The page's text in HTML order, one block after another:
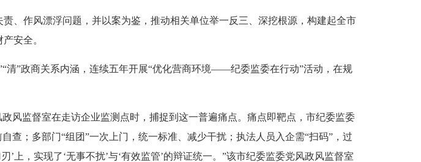
作风漂浮问题，并以案为鉴，推动相关单位举一反三、深挖根源，构建起全市
安全。
”政商关系内涵，连续五年开展“优化营商环境——纪委监委在行动”活动，在规
监督室在走访企业监测点时，捕捉到这一普遍痛点。痛点即靶点，市纪委监委
查；多部门“组团”一次上门，统一标准、减少干扰；执法人员入企需“扫码”，过
上，实现了‘无事不扰’与‘有效监管’的辩证统一。”该市纪委监委党风政风监督室